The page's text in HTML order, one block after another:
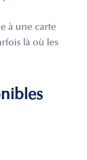
à une carte
là où les